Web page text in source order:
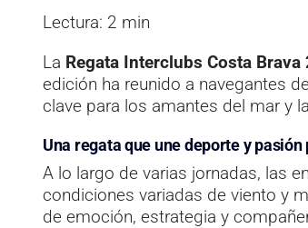
Lectura: 2 min
La Regata Interclubs Costa Brava
edición ha reunido a navegantes
clave para los amantes del mar y
Una regata que une deporte y
A lo largo de varias jornadas, las
condiciones variadas de viento y
de emoción, estrategia y